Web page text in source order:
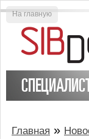
Главная »
На главную